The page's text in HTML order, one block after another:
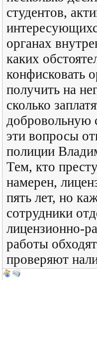
студентов,
органах
каких
конфисковать
получить на
сколько
добровольную
эти вопросы
полиции
Тем, кто
намерен,
пять лет, но
сотрудники
лицензионно-
работы
проверяют